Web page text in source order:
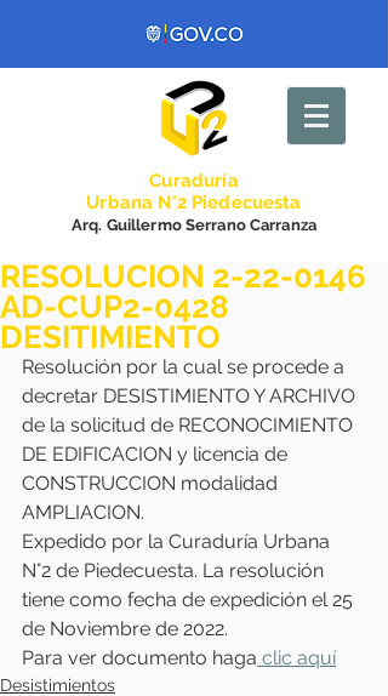
Curaduría
Urbana N°2 Piedecuesta
Arq. Guillermo Serrano Carranza
RESOLUCION 2-22-0146
AD-CUP2-0428
DESITIMIENTO
Resolución por la cual se procede a
decretar DESISTIMIENTO Y ARCHIVO
de la solicitud de RECONOCIMIENTO
DE EDIFICACION y licencia de
CONSTRUCCION modalidad
AMPLIACION.
Expedido por la Curaduría Urbana
N°2 de Piedecuesta. La resolución
tiene como fecha de expedición el 25
de Noviembre de 2022.
Para ver documento haga clic aquí
Desistimientos